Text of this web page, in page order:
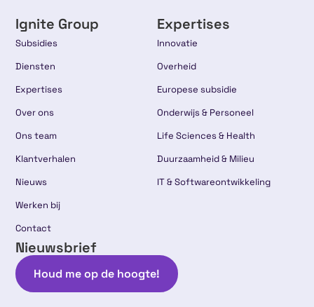
Ignite Group
Subsidies
Diensten
Expertises
Over ons
Ons team
Klantverhalen
Nieuws
Werken bij
Contact
Expertises
Innovatie
Overheid
Europese subsidie
Onderwijs & Personeel
Life Sciences & Health
Duurzaamheid & Milieu
IT & Softwareontwikkeling
Nieuwsbrief
Houd me op de hoogte!